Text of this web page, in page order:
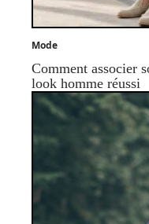
Mode
Comment associer
look homme réussi